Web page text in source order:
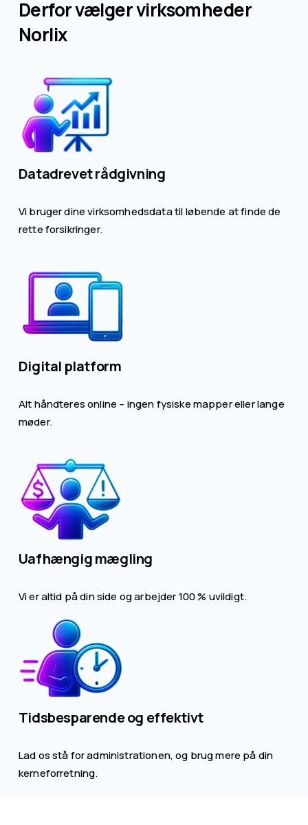
Derfor vælger virksomheder
Norlix
Datadrevet rådgivning
Vi bruger dine virksomhedsdata til løbende at finde de
rette forsikringer.
Digital platform
Alt håndteres online – ingen fysiske mapper eller lange
møder.
Uafhængig mægling
Vi er altid på din side og arbejder 100 % uvildigt.
Tidsbesparende og effektivt
Lad os stå for administrationen, og brug mere på din
kerneforretning.